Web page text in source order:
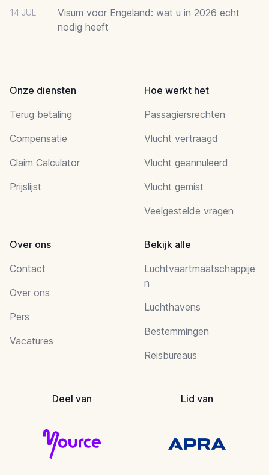
14 JUL
Visum voor Engeland: wat u in 2026 echt
nodig heeft
Onze diensten
Terug betaling
Compensatie
Claim Calculator
Prijslijst
Hoe werkt het
Passagiersrechten
Vlucht vertraagd
Vlucht geannuleerd
Vlucht gemist
Veelgestelde vragen
Over ons
Contact
Over ons
Pers
Vacatures
Bekijk alle
Luchtvaartmaatschappije
n
Luchthavens
Bestemmingen
Reisbureaus
Deel van Lid van